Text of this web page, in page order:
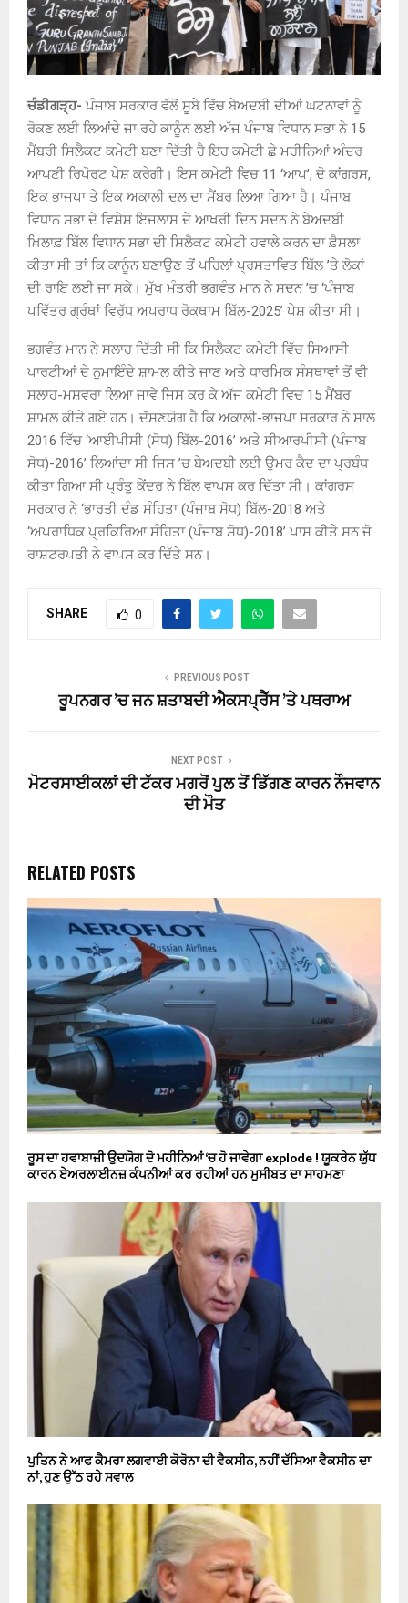
ਚੰਡੀਗੜ੍ਹ- ਪੰਜਾਬ ਸਰਕਾਰ ਵੱਲੋਂ ਸੂਬੇ ਵਿੱਚ ਬੇਅਦਬੀ ਦੀਆਂ ਘਟਨਾਵਾਂ ਨੂੰ
ਰੋਕਣ ਲਈ ਲਿਆਂਦੇ ਜਾ ਰਹੇ ਕਾਨੂੰਨ ਲਈ ਅੱਜ ਪੰਜਾਬ ਵਿਧਾਨ ਸਭਾ ਨੇ 15
ਮੈਂਬਰੀ ਸਿਲੈਕਟ ਕਮੇਟੀ ਬਣਾ ਦਿੱਤੀ ਹੈ ਇਹ ਕਮੇਟੀ ਛੇ ਮਹੀਨਿਆਂ ਅੰਦਰ
ਆਪਣੀ ਰਿਪੋਰਟ ਪੇਸ਼ ਕਰੇਗੀ। ਇਸ ਕਮੇਟੀ ਵਿਚ 11 ‘ਆਪ’, ਦੋ ਕਾਂਗਰਸ,
ਇਕ ਭਾਜਪਾ ਤੇ ਇਕ ਅਕਾਲੀ ਦਲ ਦਾ ਮੈਂਬਰ ਲਿਆ ਗਿਆ ਹੈ। ਪੰਜਾਬ
ਵਿਧਾਨ ਸਭਾ ਦੇ ਵਿਸ਼ੇਸ਼ ਇਜਲਾਸ ਦੇ ਆਖਰੀ ਦਿਨ ਸਦਨ ਨੇ ਬੇਅਦਬੀ
ਖ਼ਿਲਾਫ਼ ਬਿੱਲ ਵਿਧਾਨ ਸਭਾ ਦੀ ਸਿਲੈਕਟ ਕਮੇਟੀ ਹਵਾਲੇ ਕਰਨ ਦਾ ਫ਼ੈਸਲਾ
ਕੀਤਾ ਸੀ ਤਾਂ ਕਿ ਕਾਨੂੰਨ ਬਣਾਉਣ ਤੋਂ ਪਹਿਲਾਂ ਪ੍ਰਸਤਾਵਿਤ ਬਿੱਲ ’ਤੇ ਲੋਕਾਂ
ਦੀ ਰਾਇ ਲਈ ਜਾ ਸਕੇ। ਮੁੱਖ ਮੰਤਰੀ ਭਗਵੰਤ ਮਾਨ ਨੇ ਸਦਨ ’ਚ ‘ਪੰਜਾਬ
ਪਵਿੱਤਰ ਗ੍ਰੰਥਾਂ ਵਿਰੁੱਧ ਅਪਰਾਧ ਰੋਕਥਾਮ ਬਿੱਲ-2025’ ਪੇਸ਼ ਕੀਤਾ ਸੀ।
ਭਗਵੰਤ ਮਾਨ ਨੇ ਸਲਾਹ ਦਿੱਤੀ ਸੀ ਕਿ ਸਿਲੈਕਟ ਕਮੇਟੀ ਵਿੱਚ ਸਿਆਸੀ
ਪਾਰਟੀਆਂ ਦੇ ਨੁਮਾਇੰਦੇ ਸ਼ਾਮਲ ਕੀਤੇ ਜਾਣ ਅਤੇ ਧਾਰਮਿਕ ਸੰਸਥਾਵਾਂ ਤੋਂ ਵੀ
ਸਲਾਹ-ਮਸ਼ਵਰਾ ਲਿਆ ਜਾਵੇ ਜਿਸ ਕਰ ਕੇ ਅੱਜ ਕਮੇਟੀ ਵਿਚ 15 ਮੈਂਬਰ
ਸ਼ਾਮਲ ਕੀਤੇ ਗਏ ਹਨ। ਦੱਸਣਯੋਗ ਹੈ ਕਿ ਅਕਾਲੀ-ਭਾਜਪਾ ਸਰਕਾਰ ਨੇ ਸਾਲ
2016 ਵਿੱਚ ‘ਆਈਪੀਸੀ (ਸੋਧ) ਬਿੱਲ-2016’ ਅਤੇ ਸੀਆਰਪੀਸੀ (ਪੰਜਾਬ
ਸੋਧ)-2016’ ਲਿਆਂਦਾ ਸੀ ਜਿਸ ’ਚ ਬੇਅਦਬੀ ਲਈ ਉਮਰ ਕੈਦ ਦਾ ਪ੍ਰਬੰਧ
ਕੀਤਾ ਗਿਆ ਸੀ ਪ੍ਰੰਤੂ ਕੇਂਦਰ ਨੇ ਬਿੱਲ ਵਾਪਸ ਕਰ ਦਿੱਤਾ ਸੀ। ਕਾਂਗਰਸ
ਸਰਕਾਰ ਨੇ ‘ਭਾਰਤੀ ਦੰਡ ਸੰਹਿਤਾ (ਪੰਜਾਬ ਸੋਧ) ਬਿੱਲ-2018 ਅਤੇ
‘ਅਪਰਾਧਿਕ ਪ੍ਰਕਿਰਿਆ ਸੰਹਿਤਾ (ਪੰਜਾਬ ਸੋਧ)-2018’ ਪਾਸ ਕੀਤੇ ਸਨ ਜੋ
ਰਾਸ਼ਟਰਪਤੀ ਨੇ ਵਾਪਸ ਕਰ ਦਿੱਤੇ ਸਨ।
SHARE 0
PREVIOUS POST
ਰੂਪਨਗਰ ’ਚ ਜਨ ਸ਼ਤਾਬਦੀ ਐਕਸਪ੍ਰੈੱਸ ’ਤੇ ਪਥਰਾਅ
NEXT POST
ਮੋਟਰਸਾਈਕਲਾਂ ਦੀ ਟੱਕਰ ਮਗਰੋਂ ਪੁੁਲ ਤੋਂ ਡਿੱਗਣ ਕਾਰਨ ਨੌਜਵਾਨ
ਦੀ ਮੌਤ
RELATED POSTS
ਰੂਸ ਦਾ ਹਵਾਬਾਜ਼ੀ ਉਦਯੋਗ ਦੋ ਮਹੀਨਿਆਂ ‘ਚ ਹੋ ਜਾਵੇਗਾ explode ! ਯੂਕਰੇਨ ਯੁੱਧ
ਕਾਰਨ ਏਅਰਲਾਈਨਜ਼ ਕੰਪਨੀਆਂ ਕਰ ਰਹੀਆਂ ਹਨ ਮੁਸੀਬਤ ਦਾ ਸਾਹਮਣਾ
ਪੁਤਿਨ ਨੇ ਆਫ ਕੈਮਰਾ ਲਗਵਾਈ ਕੋਰੋਨਾ ਦੀ ਵੈਕਸੀਨ, ਨਹੀਂ ਦੱਸਿਆ ਵੈਕਸੀਨ ਦਾ
ਨਾਂ, ਹੁਣ ਉੱਠ ਰਹੇ ਸਵਾਲ